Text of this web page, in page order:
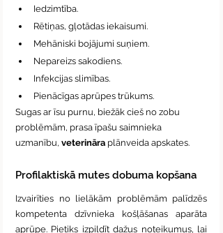
Iedzimtība.
Rētiņas, gļotādas iekaisumi.
Mehāniski bojājumi suņiem.
Nepareizs sakodiens.
Infekcijas slimības.
Pienācīgas aprūpes trūkums.
Sugas ar īsu purnu, biežāk cieš no zobu
problēmām, prasa īpašu saimnieka
uzmanību, veterināra plānveida apskates.
Profilaktiskā mutes dobuma kopšana
Izvairīties no lielākām problēmām palīdzēs
kompetenta dzīvnieka košļāšanas aparāta
aprūpe. Pietiks izpildīt dažus noteikumus, lai